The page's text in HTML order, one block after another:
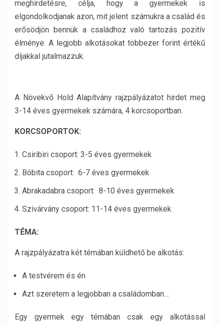
meghirdetésre, célja, hogy a gyermekek is
elgondolkodjanak azon, mit jelent számukra a család és
erősödjön bennük a családhoz való tartozás pozitív
élménye. A legjobb alkotásokat többezer forint értékű
díjakkal jutalmazzuk.
A Növekvő Hold Alapítvány rajzpályázatot hirdet meg
3-14 éves gyermekek számára, 4 korcsoportban.
KORCSOPORTOK:
Csiribiri csoport: 3-5 éves gyermekek
Bóbita csoport: 6-7 éves gyermekek
Abrakadabra csoport: 8-10 éves gyermekek
Szivárvány csoport: 11-14 éves gyermekek
TÉMA:
A rajzpályázatra két témában küldhető be alkotás:
A testvérem és én
Azt szeretem a legjobban a családomban…
Egy gyermek egy témában csak egy alkotással